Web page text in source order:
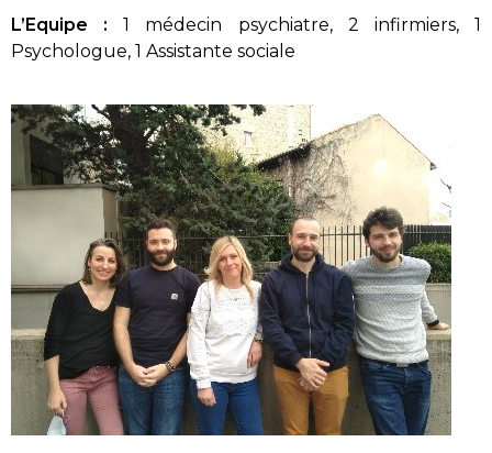
L’Equipe :1 médecin psychiatre, 2 infirmiers, 1
Psychologue, 1 Assistante sociale